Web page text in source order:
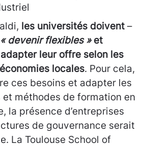
les universités doivent –
« devenir flexibles »et
leur offre selon les
locales. Pour cela,
ces besoins et adapter les
méthodes de formation en
la présence d’entreprises
de gouvernance serait
La Toulouse School of